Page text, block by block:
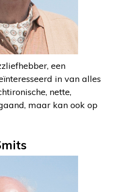
een
in van alles
nette,
maar kan ook op